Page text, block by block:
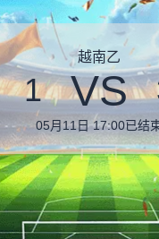
越南乙
1 VS
05月11日 17:00已结